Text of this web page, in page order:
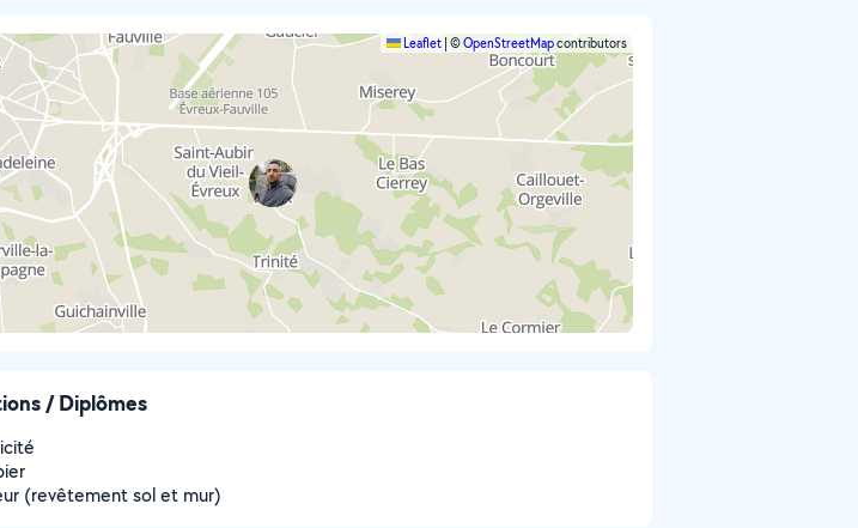
Leaflet ©OpenStreetMapcontributors
/ Diplômes
(revêtement sol et mur)